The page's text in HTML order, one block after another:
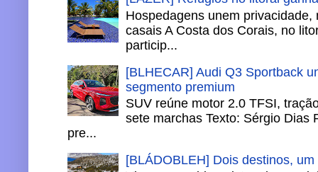
Hospedagens unem
casais A Costa dos Corais, no
particip...
[BLHECAR] Audi Q3 Sportback
segmento premium
SUV reúne motor 2.0 TFSI,
sete marchas Texto: Sérgio Dias
pre...
[BLÁDOBLEH] Dois destinos,